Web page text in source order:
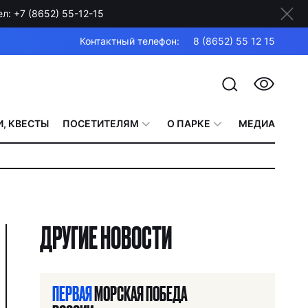
+7 (8652) 55-12-15
Контактный телефон: 8 (8652) 55 12 15
КВЕСТЫ ПОСЕТИТЕЛЯМ О ПАРКЕ МЕДИА
ДРУГИЕ НОВОСТИ
ПЕРВАЯМОРСКАЯ ПОБЕДА